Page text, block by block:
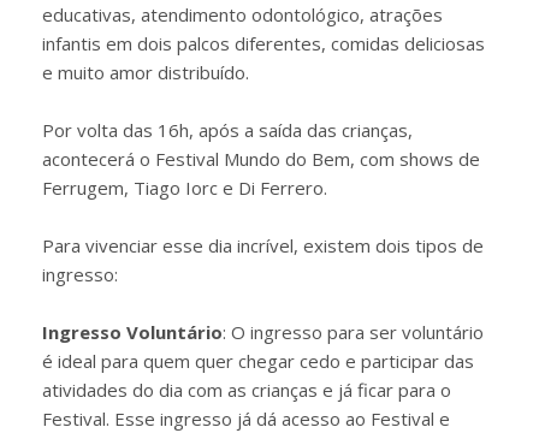
educativas, atendimento odontológico, atrações
infantis em dois palcos diferentes, comidas deliciosas
e muito amor distribuído.
Por volta das 16h, após a saída das crianças,
acontecerá o Festival Mundo do Bem, com shows de
Ferrugem, Tiago Iorc e Di Ferrero.
Para vivenciar esse dia incrível, existem dois tipos de
ingresso:
Ingresso Voluntário: O ingresso para ser voluntário
é ideal para quem quer chegar cedo e participar das
atividades do dia com as crianças e já ficar para o
Festival. Esse ingresso já dá acesso ao Festival e